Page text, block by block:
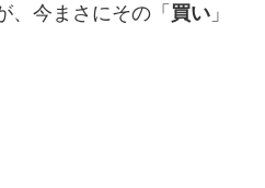
、今まさにその「 買い 」